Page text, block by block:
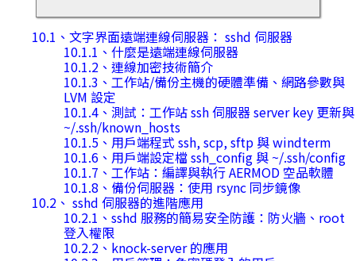
10.1、文字界面遠端連線伺服器： sshd 伺服器
10.1.1、什麼是遠端連線伺服器
10.1.2、連線加密技術簡介
10.1.3、工作站/備份主機的硬體準備、網路參數與
LVM 設定
10.1.4、測試：工作站 ssh 伺服器 server key 更新與
~/.ssh/known_hosts
10.1.5、用戶端程式 ssh, scp, sftp 與 windterm
10.1.6、用戶端設定檔 ssh_config 與 ~/.ssh/config
10.1.7、工作站：編譯與執行 AERMOD 空品軟體
10.1.8、備份伺服器：使用 rsync 同步鏡像
10.2、 sshd 伺服器的進階應用
10.2.1、sshd 服務的簡易安全防護：防火牆、root
登入權限
10.2.2、knock-server 的應用